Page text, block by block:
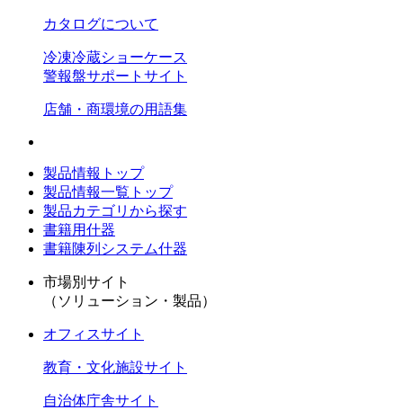
カタログについて
冷凍冷蔵ショーケース
警報盤サポートサイト
店舗・商環境の用語集
製品情報トップ
製品情報一覧トップ
製品カテゴリから探す
書籍用什器
書籍陳列システム什器
市場別サイト
（ソリューション・製品）
オフィスサイト
教育・文化施設サイト
自治体庁舎サイト